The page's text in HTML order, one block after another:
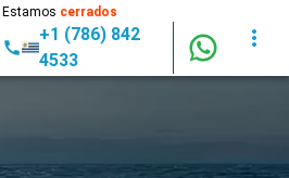
Estamos cerrados
+1 (786) 842
4533